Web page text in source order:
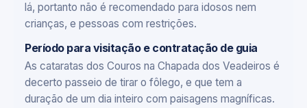
lá, portanto não é recomendado para idosos nem
crianças, e pessoas com restrições.
Período para visitação e contratação de guia
As cataratas dos Couros na Chapada dos Veadeiros é
decerto passeio de tirar o fôlego, e que tem a
duração de um dia inteiro com paisagens magníficas.